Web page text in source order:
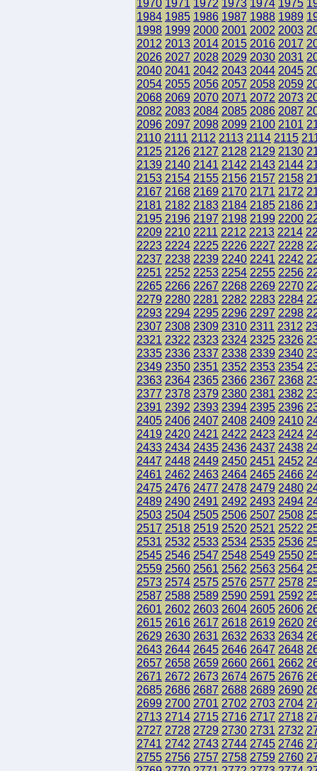
1970 1971 1972 1973 1974 1975
1984 1985 1986 1987 1988 1989
1998 1999 2000 2001 2002 2003
2012 2013 2014 2015 2016 2017
2026 2027 2028 2029 2030 2031
2040 2041 2042 2043 2044 2045
2054 2055 2056 2057 2058 2059
2068 2069 2070 2071 2072 2073
2082 2083 2084 2085 2086 2087
2096 2097 2098 2099 2100 2101
2110 2111 2112 2113 2114 2115
2125 2126 2127 2128 2129 2130
2139 2140 2141 2142 2143 2144
2153 2154 2155 2156 2157 2158
2167 2168 2169 2170 2171 2172
2181 2182 2183 2184 2185 2186
2195 2196 2197 2198 2199 2200
2209 2210 2211 2212 2213 2214
2223 2224 2225 2226 2227 2228
2237 2238 2239 2240 2241 2242
2251 2252 2253 2254 2255 2256
2265 2266 2267 2268 2269 2270
2279 2280 2281 2282 2283 2284
2293 2294 2295 2296 2297 2298
2307 2308 2309 2310 2311 2312
2321 2322 2323 2324 2325 2326
2335 2336 2337 2338 2339 2340
2349 2350 2351 2352 2353 2354
2363 2364 2365 2366 2367 2368
2377 2378 2379 2380 2381 2382
2391 2392 2393 2394 2395 2396
2405 2406 2407 2408 2409 2410
2419 2420 2421 2422 2423 2424
2433 2434 2435 2436 2437 2438
2447 2448 2449 2450 2451 2452
2461 2462 2463 2464 2465 2466
2475 2476 2477 2478 2479 2480
2489 2490 2491 2492 2493 2494
2503 2504 2505 2506 2507 2508
2517 2518 2519 2520 2521 2522
2531 2532 2533 2534 2535 2536
2545 2546 2547 2548 2549 2550
2559 2560 2561 2562 2563 2564
2573 2574 2575 2576 2577 2578
2587 2588 2589 2590 2591 2592
2601 2602 2603 2604 2605 2606
2615 2616 2617 2618 2619 2620
2629 2630 2631 2632 2633 2634
2643 2644 2645 2646 2647 2648
2657 2658 2659 2660 2661 2662
2671 2672 2673 2674 2675 2676
2685 2686 2687 2688 2689 2690
2699 2700 2701 2702 2703 2704
2713 2714 2715 2716 2717 2718
2727 2728 2729 2730 2731 2732
2741 2742 2743 2744 2745 2746
2755 2756 2757 2758 2759 2760